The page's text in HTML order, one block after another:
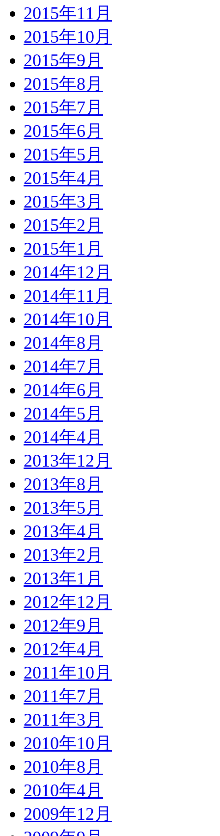
2015年11月
2015年10月
2015年9月
2015年8月
2015年7月
2015年6月
2015年5月
2015年4月
2015年3月
2015年2月
2015年1月
2014年12月
2014年11月
2014年10月
2014年8月
2014年7月
2014年6月
2014年5月
2014年4月
2013年12月
2013年8月
2013年5月
2013年4月
2013年2月
2013年1月
2012年12月
2012年9月
2012年4月
2011年10月
2011年7月
2011年3月
2010年10月
2010年8月
2010年4月
2009年12月